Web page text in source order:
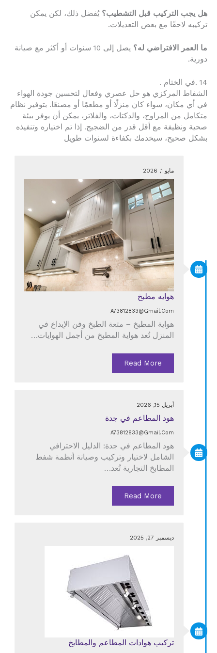
هل يجب التركيب قبل التشطيب؟ يُفضل ذلك، لكن يمكن
تركيبه لاحقًا مع بعض التعديلات.
ما العمر الافتراضي له؟
يصل إلى 10 سنوات أو أكثر مع صيانة
دورية.
14 .في الختام .
الشفاط المركزي هو حل عصري وفعال لتحسين جودة الهواء
في أي مكان، سواء كان منزلًا أو مطعمًا أو مصنعًا. بتوفير نظام
متكامل من المراوح، والدكتات، والفلاتر، يمكن أن يوفر بيئة
صحية ونظيفة مع أقل قدر من الضجيج. إذا تم اختياره وتنفيذه
بشكل صحيح، سيخدمك بكفاءة لسنوات طويل
مايو 1, 2026
هوايه مطبخ
A73812833@gmail.com
هواية المطبخ – متعة الطبخ وفن الإبداع في
المنزل تُعد هواية المطبخ من أجمل الهوايات…
Read More
أبريل 15, 2026
هود المطاعم في جدة
A73812833@gmail.com
هود المطاعم في جدة: الدليل الاحترافي
الشامل لاختيار وتركيب وصيانة أنظمة شفط
المطابخ التجارية تُعد…
Read More
ديسمبر 27, 2025
تركيب هوادات المطاعم والمطابخ